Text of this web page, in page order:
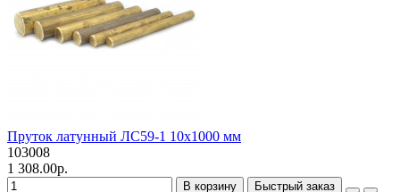
Пруток латунный ЛС59-1 10х1000 мм
103008
1 308.00р.
В корзину Быстрый заказ